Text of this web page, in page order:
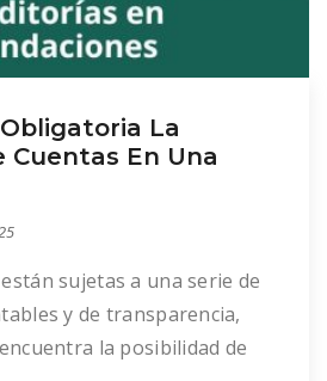
La
Cuentas En Una
sujetas a una serie de
y de transparencia,
la posibilidad de